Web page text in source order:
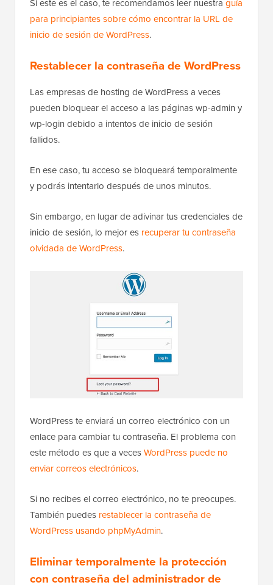
Si este es el caso, te recomendamos leer nuestra guía
para principiantes sobre cómo encontrar la URL de
inicio de sesión de WordPress.
Restablecer la contraseña de WordPress
Las empresas de hosting de WordPress a veces
pueden bloquear el acceso a las páginas wp-admin y
wp-login debido a intentos de inicio de sesión
fallidos.
En ese caso, tu acceso se bloqueará temporalmente
y podrás intentarlo después de unos minutos.
Sin embargo, en lugar de adivinar tus credenciales de
inicio de sesión, lo mejor es recuperar tu contraseña
olvidada de WordPress.
WordPress te enviará un correo electrónico con un
enlace para cambiar tu contraseña. El problema con
este método es que a vecesWordPress puede no
enviar correos electrónicos.
Si no recibes el correo electrónico, no te preocupes.
También puedes restablecer la contraseña de
WordPress usando phpMyAdmin.
Eliminar temporalmente la protección
con contraseña del administrador de